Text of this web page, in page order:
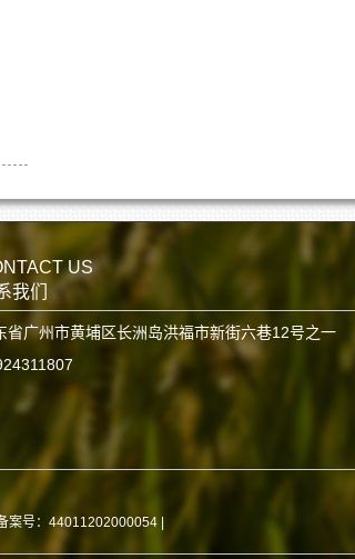
US
我们
省广州市黄埔区长洲岛洪福市新街六巷12号之一
案号：44011202000054